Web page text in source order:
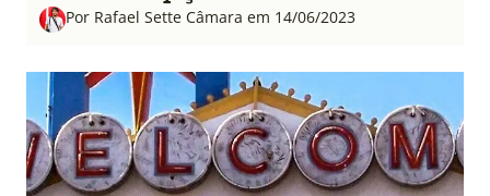
Por Rafael Sette Câmara em 14/06/2023